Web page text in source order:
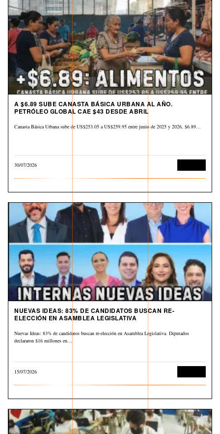
A $6.89 SUBE CANASTA BÁSICA URBANA AL AÑO.
PETRÓLEO GLOBAL CAE $43 DESDE ABRIL
Canasta Básica Urbana sube de US$253.05 a US$259.95 entre junio de 2025 y 2026, $6.89…
30/07/2026
NUEVAS IDEAS: 83% DE CANDIDATOS BUSCAN RE-
ELECCIÓN EN ASAMBLEA LEGISLATIVA
Nuevas Ideas: 83% de candidatos buscan re-elección en Asamblea Legislativa. Diputados
declararon $16 millones en…
15/07/2026